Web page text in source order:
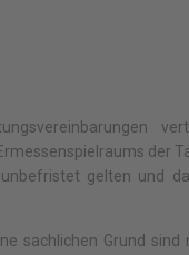
der
gelten und
sachlichen Grund